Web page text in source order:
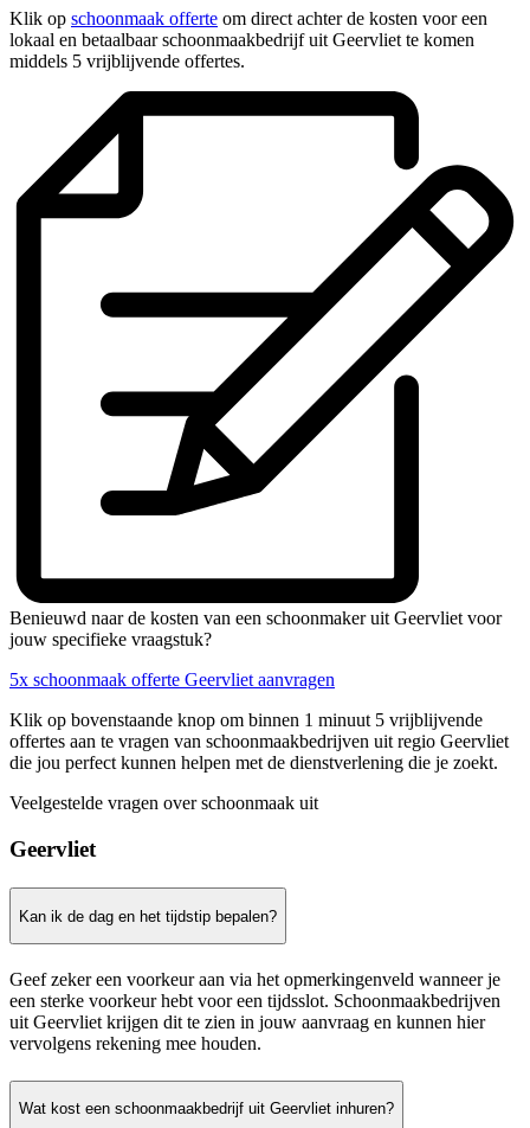
Klik op schoonmaak offerte om direct achter de kosten voor een
lokaal en betaalbaar schoonmaakbedrijf uit Geervliet te komen
middels 5 vrijblijvende offertes.
Benieuwd naar de kosten van een schoonmaker uit Geervliet voor
jouw specifieke vraagstuk?
5x schoonmaak offerte Geervliet aanvragen
Klik op bovenstaande knop om binnen 1 minuut 5 vrijblijvende
offertes aan te vragen van schoonmaakbedrijven uit regio Geervliet
die jou perfect kunnen helpen met de dienstverlening die je zoekt.
Veelgestelde vragen over schoonmaak uit
Geervliet
Kan ik de dag en het tijdstip bepalen?
Geef zeker een voorkeur aan via het opmerkingenveld wanneer je
een sterke voorkeur hebt voor een tijdsslot. Schoonmaakbedrijven
uit Geervliet krijgen dit te zien in jouw aanvraag en kunnen hier
vervolgens rekening mee houden.
Wat kost een schoonmaakbedrijf uit Geervliet inhuren?